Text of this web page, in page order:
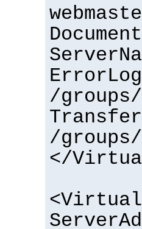
ErrorLog
/
/
</